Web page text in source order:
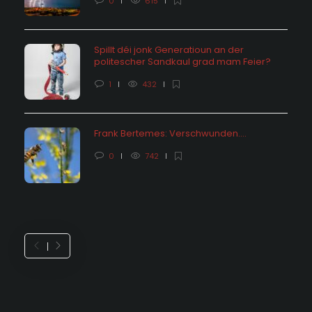
Spillt déi jonk Generatioun an der
politescher Sandkaul grad mam Feier?
1 432
Frank Bertemes: Verschwunden….
0 742